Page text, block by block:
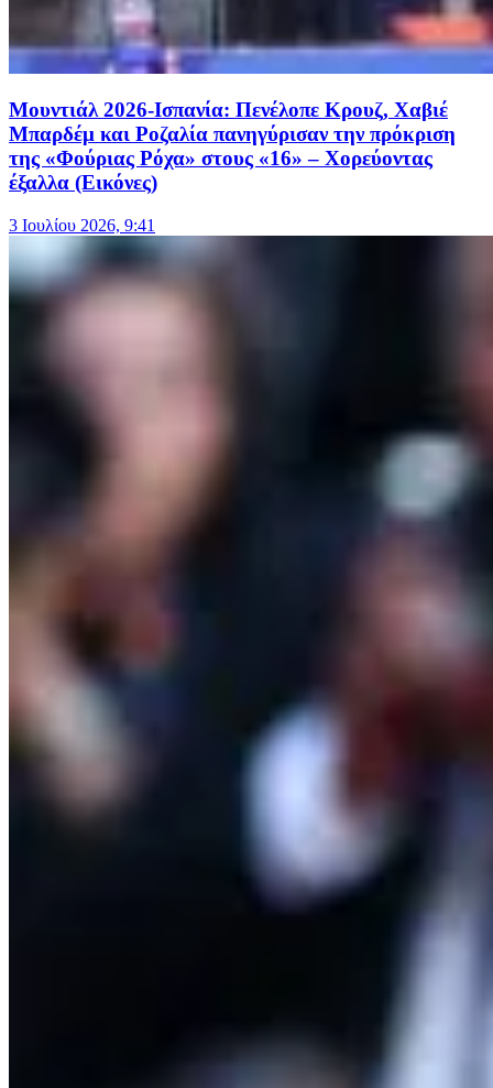
Μουντιάλ 2026-Ισπανία: Πενέλοπε Κρουζ, Χαβιέ
Μπαρδέμ και Ροζαλία πανηγύρισαν την πρόκριση
της «Φούριας Ρόχα» στους «16» – Χορεύοντας
έξαλλα (Εικόνες)
3 Ιουλίου 2026, 9:41